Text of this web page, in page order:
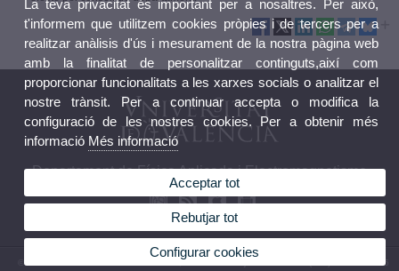
Departament de Física Aplicada i Electromagnetisme
© 2026 UV. - Av. Vicent Andrés Estellés, 19. 46100 Burjassot. Telèfon: (+34) 96 354 43 45
La teva privacitat és important per a nosaltres. Per això,
t'informem que utilitzem cookies pròpies i de tercers per a
realitzar anàlisis d'ús i mesurament de la nostra pàgina web
amb la finalitat de personalitzar continguts,així com
proporcionar funcionalitats a les xarxes socials o analitzar el
nostre trànsit. Per a continuar accepta o modifica la
configuració de les nostres cookies. Per a obtenir més
informació Més informació
Acceptar tot
Rebutjar tot
Configurar cookies